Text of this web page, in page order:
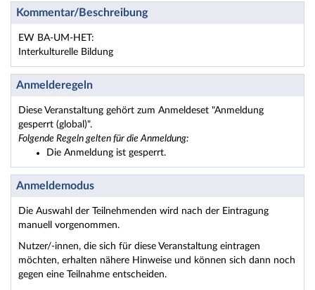
Kommentar/Beschreibung
EW BA-UM-HET:
Interkulturelle Bildung
Anmelderegeln
Diese Veranstaltung gehört zum Anmeldeset "Anmeldung
gesperrt (global)".
Folgende Regeln gelten für die Anmeldung:
Die Anmeldung ist gesperrt.
Anmeldemodus
Die Auswahl der Teilnehmenden wird nach der Eintragung
manuell vorgenommen.
Nutzer/-innen, die sich für diese Veranstaltung eintragen
möchten, erhalten nähere Hinweise und können sich dann noch
gegen eine Teilnahme entscheiden.